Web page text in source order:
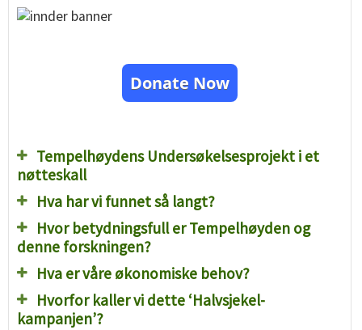
Donate Now
Tempelhøydens Undersøkelsesprojekt i et
nøtteskall
Hva har vi funnet så langt?
Hvor betydningsfull er Tempelhøyden og
denne forskningen?
Hva er våre økonomiske behov?
Hvorfor kaller vi dette ‘Halvsjekel-
kampanjen’?